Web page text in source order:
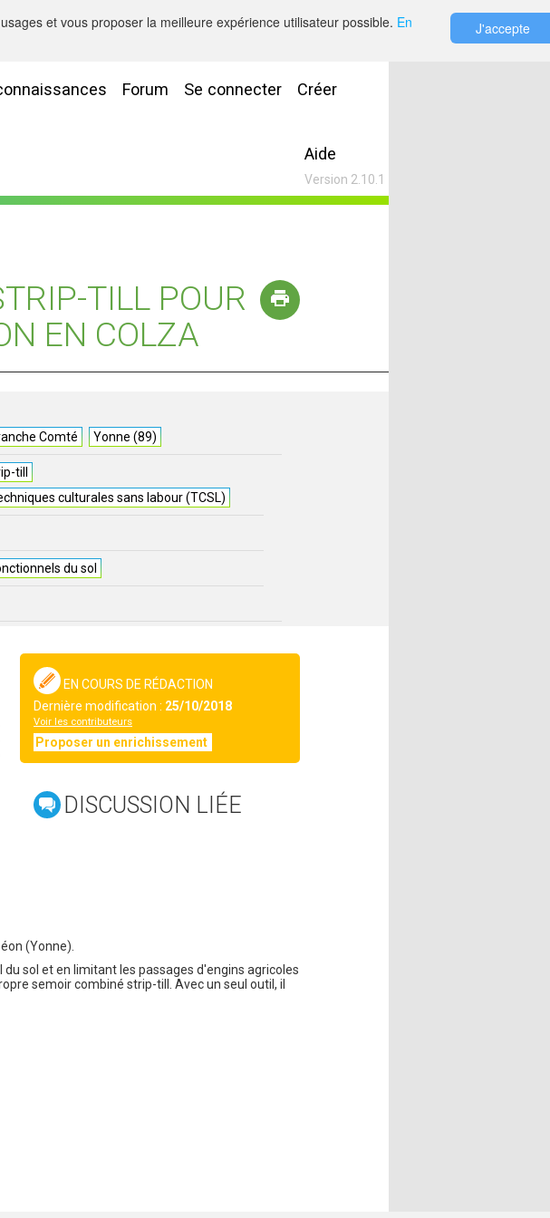
Forum Se connecter Créer
Aide
Version 2.10.1
TILL POUR
EN COLZA
Comté Yonne (89)
till
culturales sans labour (TCSL)
du sol
EN COURS DE RÉDACTION
Dernière modification : 25/10/2018
Voir les contributeurs
Proposer un enrichissement
DISCUSSION LIÉE
(Yonne).
sol et en limitant les passages d'engins agricoles
semoir combiné strip-till. Avec un seul outil, il
et vous proposer la meilleure expérience utilisateur possible. En
J'accepte